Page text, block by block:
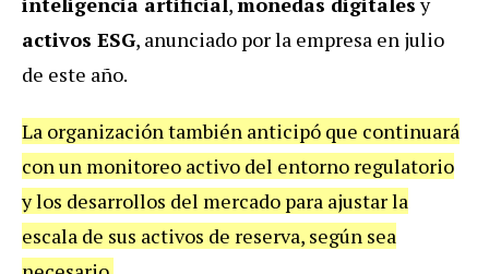
activos ESG, anunciado por la empresa en julio
de este año.
La organización también anticipó que continuará
con un monitoreo activo del entorno regulatorio
y los desarrollos del mercado para ajustar la
escala de sus activos de reserva, según sea